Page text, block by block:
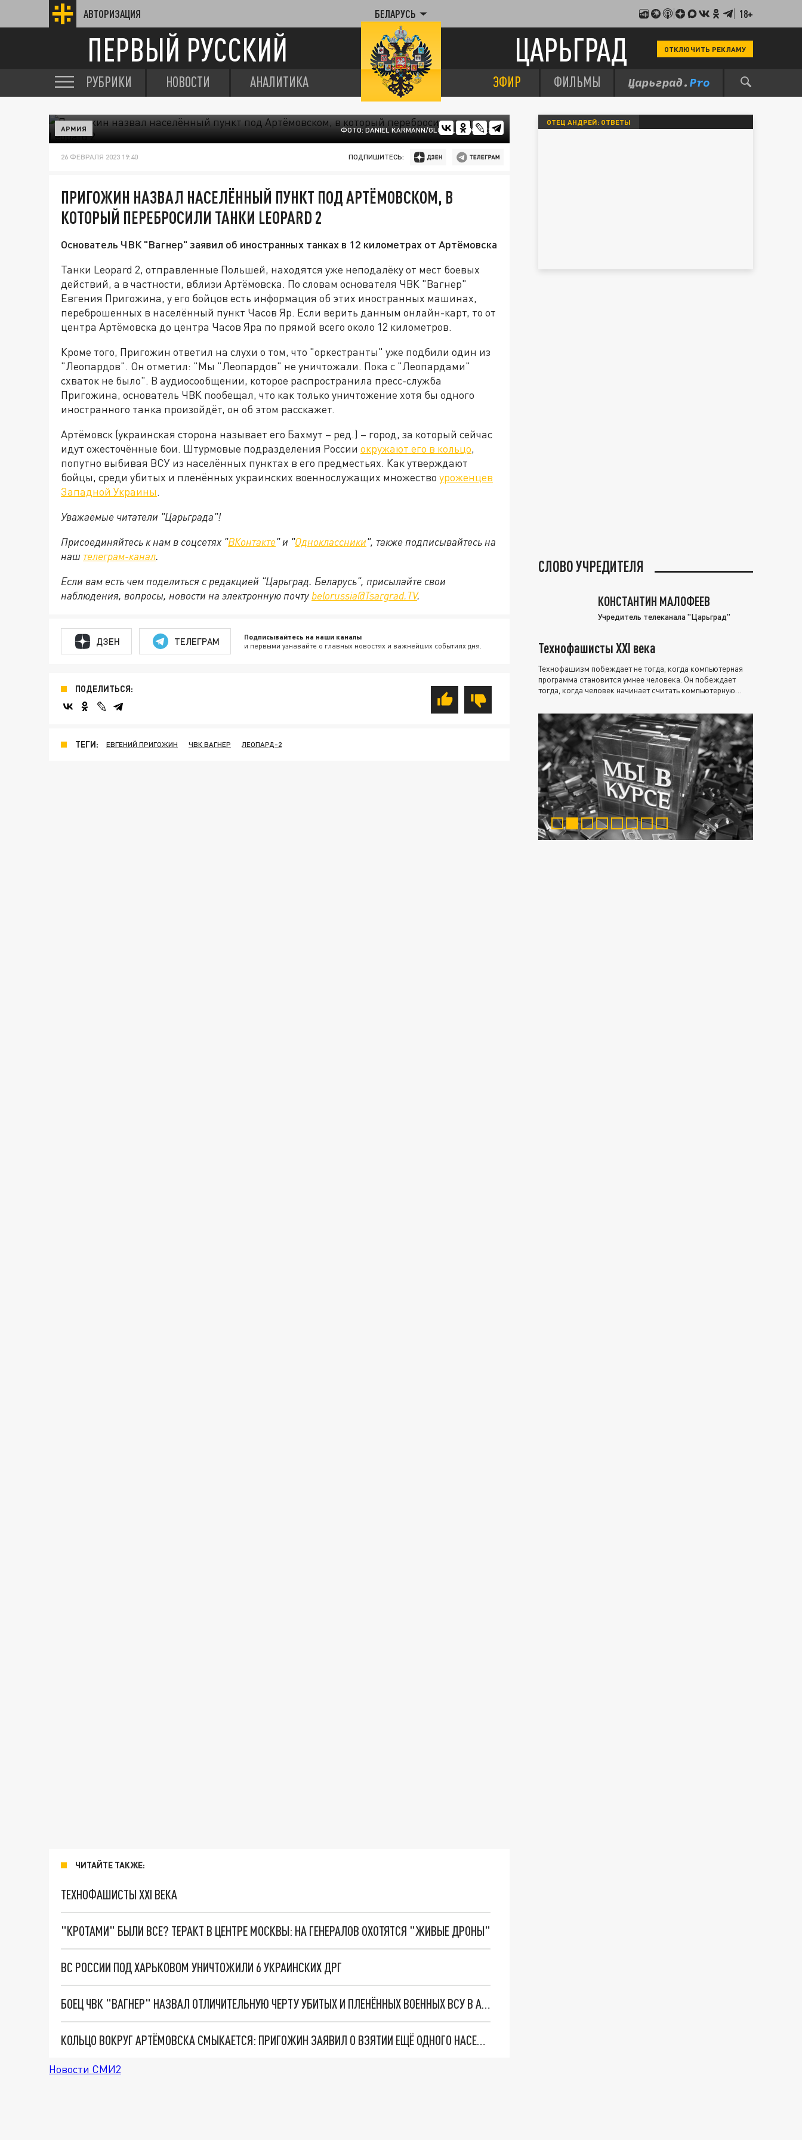
АВТОРИЗАЦИЯ БЕЛАРУСЬ 18+
ПЕРВЫЙ РУССКИЙ ЦАРЬГРАД ОТКЛЮЧИТЬ РЕКЛАМУ
РУБРИКИ НОВОСТИ АНАЛИТИКА ЭФИР ФИЛЬМЫ
ФОТО: DANIEL KARMANN/GLOBALLOOKPRESS
АРМИЯ
26 ФЕВРАЛЯ 2023 19:40 ПОДПИШИТЕСЬ:
ПРИГОЖИН НАЗВАЛ НАСЕЛЁННЫЙ ПУНКТ ПОД АРТЁМОВСКОМ, В
КОТОРЫЙ ПЕРЕБРОСИЛИ ТАНКИ LEOPARD 2
Основатель ЧВК "Вагнер" заявил об иностранных танках в 12 километрах от Артёмовска
Танки Leopard 2, отправленные Польшей, находятся уже неподалёку от мест боевых
действий, а в частности, вблизи Артёмовска. По словам основателя ЧВК "Вагнер"
Евгения Пригожина, у его бойцов есть информация об этих иностранных машинах,
переброшенных в населённый пункт Часов Яр. Если верить данным онлайн-карт, то от
центра Артёмовска до центра Часов Яра по прямой всего около 12 километров.
Кроме того, Пригожин ответил на слухи о том, что "оркестранты" уже подбили один из
"Леопардов". Он отметил: "Мы "Леопардов" не уничтожали. Пока с "Леопардами"
схваток не было". В аудиосообщении, которое распространила пресс-служба
Пригожина, основатель ЧВК пообещал, что как только уничтожение хотя бы одного
иностранного танка произойдёт, он об этом расскажет.
Артёмовск (украинская сторона называет его Бахмут – ред.) – город, за который сейчас
идут ожесточённые бои. Штурмовые подразделения России окружают его в кольцо,
попутно выбивая ВСУ из населённых пунктах в его предместьях. Как утверждают
бойцы, среди убитых и пленённых украинских военнослужащих множество уроженцев
Западной Украины.
Уважаемые читатели "Царьграда"!
Присоединяйтесь к нам в соцсетях "ВКонтакте" и "Одноклассники", также подписывайтесь на
наш телеграм-канал.
Если вам есть чем поделиться с редакцией "Царьград. Беларусь", присылайте свои
наблюдения, вопросы, новости на электронную почту belorussia@Tsargrad.TV.
ДЗЕН ТЕЛЕГРАМ Подписывайтесь на наши каналы
и первыми узнавайте о главных новостях и важнейших событиях дня.
ПОДЕЛИТЬСЯ:
ТЕГИ: ЕВГЕНИЙ ПРИГОЖИН ЧВК ВАГНЕР ЛЕОПАРД-2
ЧИТАЙТЕ ТАКЖЕ:
ТЕХНОФАШИСТЫ XXI ВЕКА
"КРОТАМИ" БЫЛИ ВСЕ? ТЕРАКТ В ЦЕНТРЕ МОСКВЫ: НА ГЕНЕРАЛОВ ОХОТЯТСЯ "ЖИВЫЕ ДРОНЫ"
ВС РОССИИ ПОД ХАРЬКОВОМ УНИЧТОЖИЛИ 6 УКРАИНСКИХ ДРГ
БОЕЦ ЧВК "ВАГНЕР" НАЗВАЛ ОТЛИЧИТЕЛЬНУЮ ЧЕРТУ УБИТЫХ И ПЛЕНЁННЫХ ВОЕННЫХ ВСУ В АРТЁМОВСКЕ
КОЛЬЦО ВОКРУГ АРТЁМОВСКА СМЫКАЕТСЯ: ПРИГОЖИН ЗАЯВИЛ О ВЗЯТИИ ЕЩЁ ОДНОГО НАСЕЛЁННОГО ПУНКТА
Новости СМИ2
ОТЕЦ АНДРЕЙ: ОТВЕТЫ
СЛОВО УЧРЕДИТЕЛЯ
КОНСТАНТИН МАЛОФЕЕВ
Учредитель телеканала "Царьград"
Технофашисты XXI века
Технофашизм побеждает не тогда, когда компьютерная
программа становится умнее человека. Он побеждает
тогда, когда человек начинает считать компьютерную